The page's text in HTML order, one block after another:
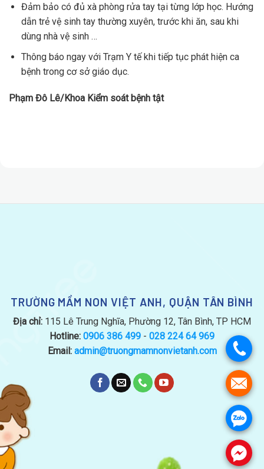
.
.
.
.
Đảm bảo có đủ xà phòng rửa tay tại từng lớp học. Hướng
dẫn trẻ vệ sinh tay thường xuyên, trước khi ăn, sau khi
dùng nhà vệ sinh …
Thông báo ngay với Trạm Y tế khi tiếp tục phát hiện ca
bệnh trong cơ sở giáo dục.
Phạm Đô Lê/Khoa Kiểm soát bệnh tật
TRƯỜNG MẦM NON VIỆT ANH, QUẬN TÂN BÌNH
Địa chỉ: 115 Lê Trung Nghĩa, Phường 12, Tân Bình, TP HCM
Hotline: 0906 386 499 - 028 224 64 969
Email: admin@truongmamnonvietanh.com